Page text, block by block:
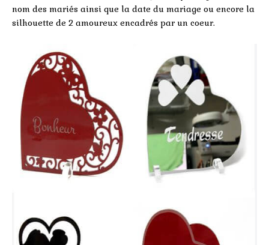
nom des mariés ainsi que la date du mariage ou encore la
silhouette de 2 amoureux encadrés par un coeur.